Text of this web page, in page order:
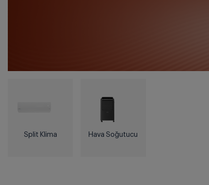
Split Klima Hava Soğutucu